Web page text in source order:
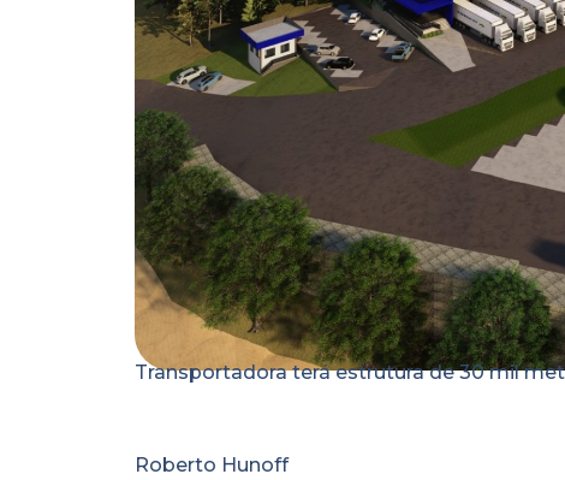
Transportadora terá estrutura de 30 mil
Roberto Hunoff